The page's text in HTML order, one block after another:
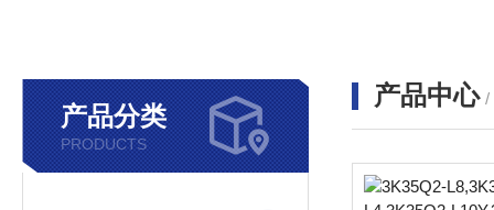
产品分类
PRODUCTS
产品中心 /